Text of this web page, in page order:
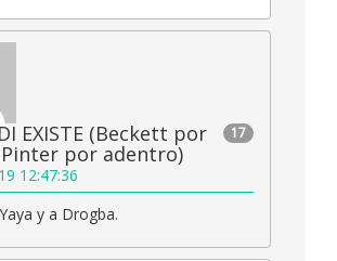
17
EXISTE (Beckett por
por adentro)
12:47:36
y a Drogba.